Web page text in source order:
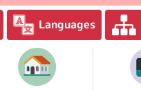
Languages